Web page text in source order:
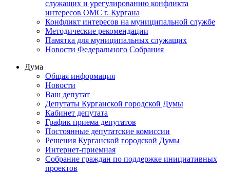
служащих и урегулированию конфликта
интересов ОМС г. Кургана
Конфликт интересов на муниципальной службе
Методические рекомендации
Памятка для муниципальных служащих
Новости Федерального Cобрания
Дума
Общая информация
Новости
Ваш депутат
Депутаты Курганской городской Думы
Кабинет депутата
График приема депутатов
Постоянные депутатские комиссии
Решения Курганской городской Думы
Интернет-приемная
Собрание граждан по поддержке инициативных
проектов